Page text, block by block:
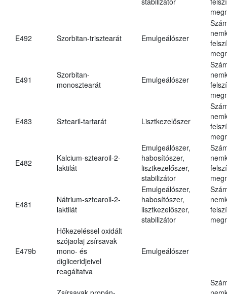
E492 Szorbitan-trisztearát Emulgeálószer
E491
Szorbitan-
monosztearát
Emulgeálószer
E483 Sztearil-tartarát Lisztkezelőszer
E482
Kalcium-sztearoil-2-
laktilát
Emulgeálószer,
habosítószer,
lisztkezelőszer,
stabilizátor
E481
Nátrium-sztearoil-2-
laktilát
Emulgeálószer,
habosítószer,
lisztkezelőszer,
stabilizátor
E479b
Hőkezeléssel oxidált
szójaolaj zsírsavak
mono- és
digliceridjeivel
reagáltatva
Emulgeálószer